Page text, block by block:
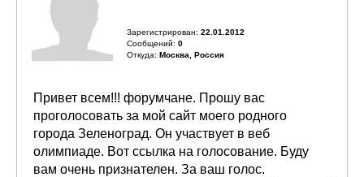
Зарегистрирован: 22.01.2012
Сообщений: 0
Откуда: Москва, Россия
Привет всем!!! форумчане. Прошу вас
проголосовать за мой сайт моего родного
города Зеленоград. Он участвует в веб
олимпиаде. Вот ссылка на голосование. Буду
вам очень признателен. За ваш голос.